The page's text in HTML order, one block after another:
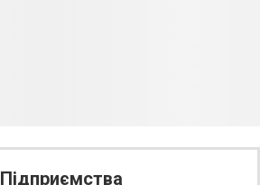
Підприємства